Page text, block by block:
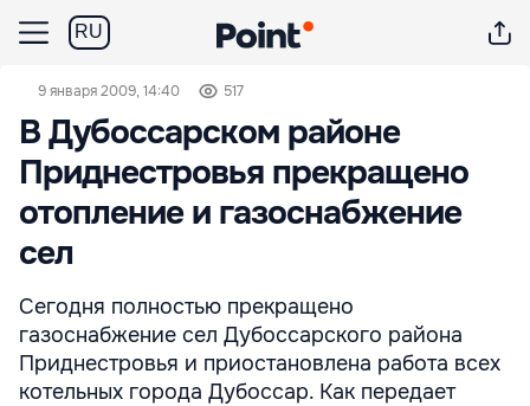
RU
9 января 2009, 14:40 517
В Дубоссарском районе
Приднестровья прекращено
отопление и газоснабжение
сел
Сегодня полностью прекращено
газоснабжение сел Дубоссарского района
Приднестровья и приостановлена работа всех
котельных города Дубоссар. Как передает